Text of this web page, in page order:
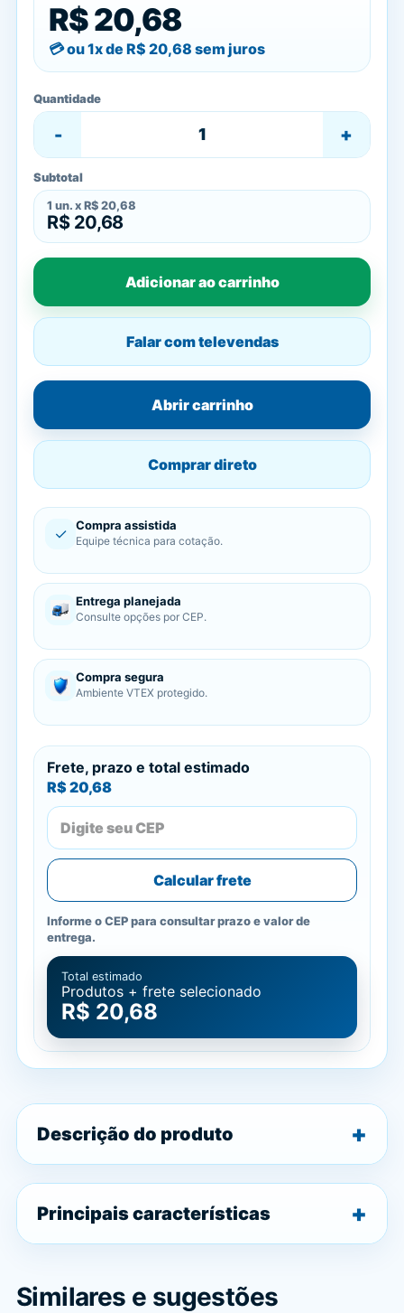
R$ 20,68
ou 1x de R$ 20,68 sem juros
Quantidade
- +
Subtotal
1 un. x R$ 20,68
R$ 20,68
Adicionar ao carrinho
Falar com televendas
Abrir carrinho
Comprar direto
✓ Compra assistida
Equipe técnica para cotação.
Entrega planejada
Consulte opções por CEP.
Compra segura
Ambiente VTEX protegido.
Frete, prazo e total estimado
R$ 20,68
Calcular frete
Informe o CEP para consultar prazo e valor de
entrega.
Total estimado
Produtos + frete selecionado
R$ 20,68
Descrição do produto
Principais características
Similares e sugestões